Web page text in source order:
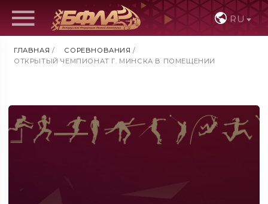
RU
ГЛАВНАЯ / СОРЕВНОВАНИЯ /
ОТКРЫТЫЙ ЧЕМПИОНАТ Г. МИНСКА В ПОМЕЩЕНИИ